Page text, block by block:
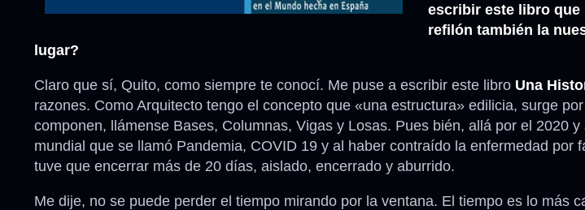
escribir este libro que
refilón también la
lugar?
Claro que sí, Quito, como siempre te conocí. Me puse a escribir este libro Una
razones. Como Arquitecto tengo el concepto que «una estructura» edilicia, surge
componen, llámense Bases, Columnas, Vigas y Losas. Pues bién, allá por el 2020
mundial que se llamó Pandemia, COVID 19 y al haber contraído la enfermedad por
tuve que encerrar más de 20 días, aislado, encerrado y aburrido.
Me dije, no se puede perder el tiempo mirando por la ventana. El tiempo es lo más